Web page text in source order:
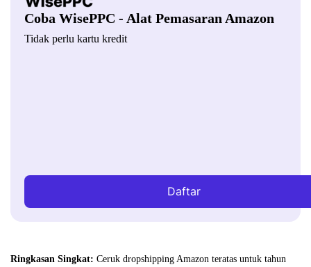
Coba WisePPC - Alat Pemasaran Amazon
Tidak perlu kartu kredit
Daftar
Ringkasan Singkat: Ceruk dropshipping Amazon teratas untuk tahun